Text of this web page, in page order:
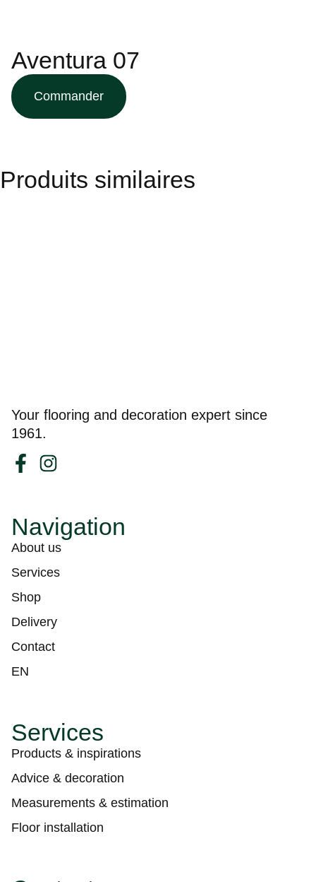
Aventura 07
Commander
Produits similaires
Your flooring and decoration expert since
1961.
Navigation
About us
Services
Shop
Delivery
Contact
EN
Services
Products & inspirations
Advice & decoration
Measurements & estimation
Floor installation